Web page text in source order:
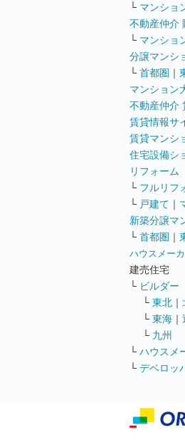
└ マンショ
不動産仲介
└ マンショ
分譲マンシ
└ 首都圏 ｜
マンション
不動産仲介
賃貸情報サ
賃貸マンシ
住宅設備シ
リフォーム
└ フルリフ
└ 戸建て ｜
新築分譲マ
└ 首都圏 ｜
ハウスメー
建売住宅
└ ビルダー
└ 東北 ｜
└ 東海 ｜
└ 九州
└ ハウスメ
└ デベロッ